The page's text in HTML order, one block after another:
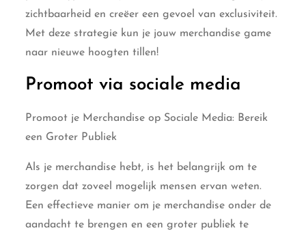
zichtbaarheid en creëer een gevoel van exclusiviteit.
Met deze strategie kun je jouw merchandise game
naar nieuwe hoogten tillen!
Promoot via sociale media
Promoot je Merchandise op Sociale Media: Bereik
een Groter Publiek
Als je merchandise hebt, is het belangrijk om te
zorgen dat zoveel mogelijk mensen ervan weten.
Een effectieve manier om je merchandise onder de
aandacht te brengen en een groter publiek te